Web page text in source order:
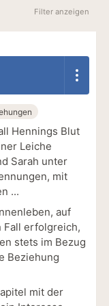
Filter anzeigen
Hennings Blut
Leiche
Sarah unter
mit
...
auf
Fall erfolgreich,
stets im Bezug
Beziehung
mit der